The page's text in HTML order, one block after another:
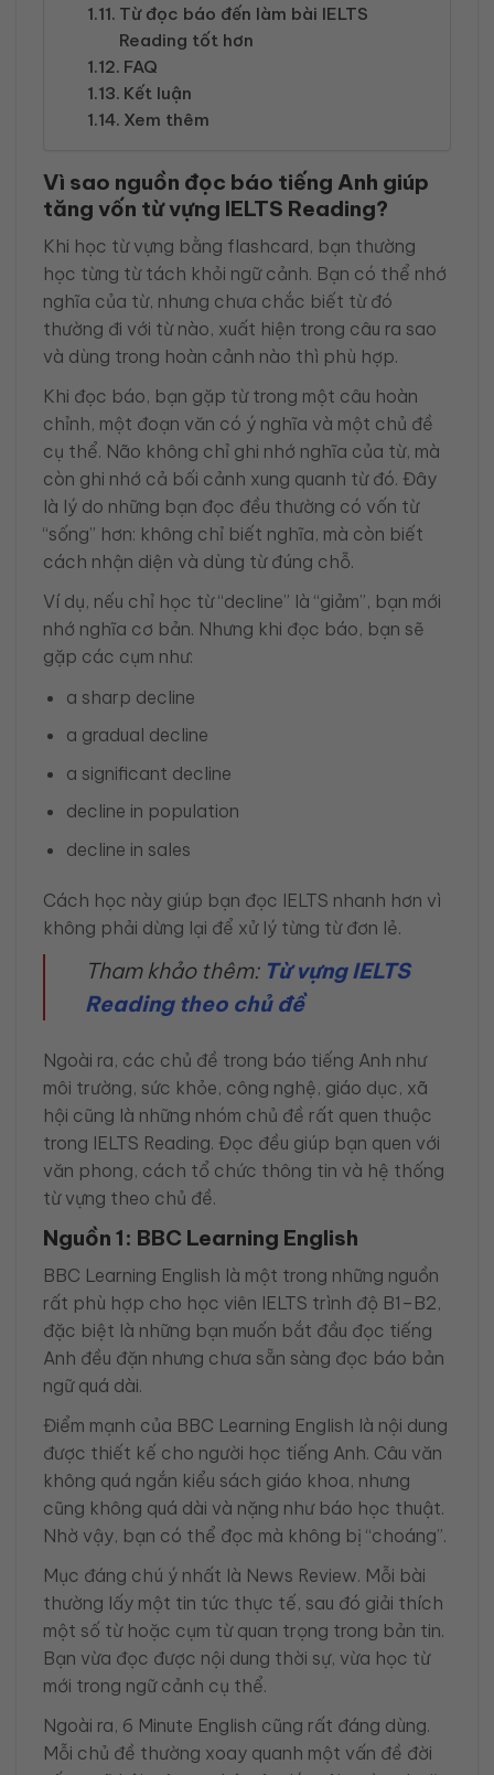
Từ đọc báo đến làm bài IELTS
Reading tốt hơn
FAQ
Kết luận
Xem thêm
Vì sao nguồn đọc báo tiếng Anh giúp
tăng vốn từ vựng IELTS Reading?
Khi học từ vựng bằng flashcard, bạn thường
học từng từ tách khỏi ngữ cảnh. Bạn có thể nhớ
nghĩa của từ, nhưng chưa chắc biết từ đó
thường đi với từ nào, xuất hiện trong câu ra sao
và dùng trong hoàn cảnh nào thì phù hợp.
Khi đọc báo, bạn gặp từ trong một câu hoàn
chỉnh, một đoạn văn có ý nghĩa và một chủ đề
cụ thể. Não không chỉ ghi nhớ nghĩa của từ, mà
còn ghi nhớ cả bối cảnh xung quanh từ đó. Đây
là lý do những bạn đọc đều thường có vốn từ
“sống” hơn: không chỉ biết nghĩa, mà còn biết
cách nhận diện và dùng từ đúng chỗ.
Ví dụ, nếu chỉ học từ “decline” là “giảm”, bạn mới
nhớ nghĩa cơ bản. Nhưng khi đọc báo, bạn sẽ
gặp các cụm như:
a sharp decline
a gradual decline
a significant decline
decline in population
decline in sales
Cách học này giúp bạn đọc IELTS nhanh hơn vì
không phải dừng lại để xử lý từng từ đơn lẻ.
Tham khảo thêm: Từ vựng IELTS
Reading theo chủ đề
Ngoài ra, các chủ đề trong báo tiếng Anh như
môi trường, sức khỏe, công nghệ, giáo dục, xã
hội cũng là những nhóm chủ đề rất quen thuộc
trong IELTS Reading. Đọc đều giúp bạn quen với
văn phong, cách tổ chức thông tin và hệ thống
từ vựng theo chủ đề.
Nguồn 1: BBC Learning English
BBC Learning English là một trong những nguồn
rất phù hợp cho học viên IELTS trình độ B1–B2,
đặc biệt là những bạn muốn bắt đầu đọc tiếng
Anh đều đặn nhưng chưa sẵn sàng đọc báo bản
ngữ quá dài.
Điểm mạnh của BBC Learning English là nội dung
được thiết kế cho người học tiếng Anh. Câu văn
không quá ngắn kiểu sách giáo khoa, nhưng
cũng không quá dài và nặng như báo học thuật.
Nhờ vậy, bạn có thể đọc mà không bị “choáng”.
Mục đáng chú ý nhất là News Review. Mỗi bài
thường lấy một tin tức thực tế, sau đó giải thích
một số từ hoặc cụm từ quan trọng trong bản tin.
Bạn vừa đọc được nội dung thời sự, vừa học từ
mới trong ngữ cảnh cụ thể.
Ngoài ra, 6 Minute English cũng rất đáng dùng.
Mỗi chủ đề thường xoay quanh một vấn đề đời